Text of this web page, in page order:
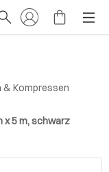
& Kompressen
x 5 m, schwarz